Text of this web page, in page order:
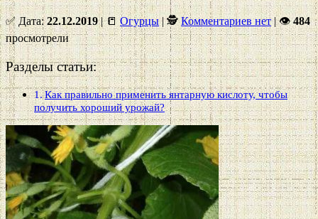
✅ Дата:22.12.2019| 📒Огурцы| 🕵Комментариев нет|👁484
просмотрели
Разделы статьи:
Как правильно применить янтарную кислоту, чтобы
получить хороший урожай?